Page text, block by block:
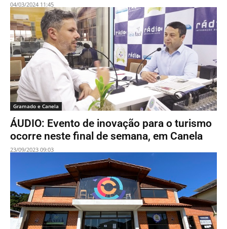
04/03/2024 11:45
Gramado e Canela
ÁUDIO: Evento de inovação para o turismo
ocorre neste final de semana, em Canela
23/09/2023 09:03